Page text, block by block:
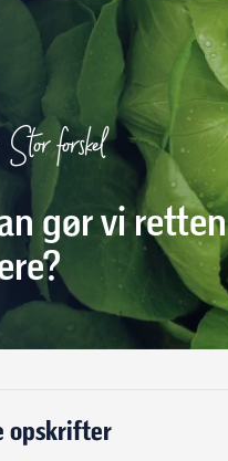
forskel
gør vi retten
opskrifter